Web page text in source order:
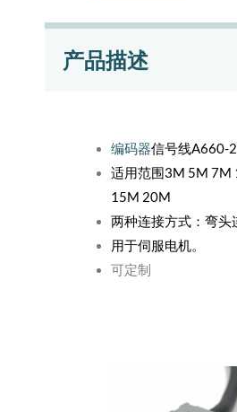
产品描述
编码器信号线A660-
适用范围3M 5M 7M
15M 20M
两种连接方式：弯头
用于伺服电机。
可定制